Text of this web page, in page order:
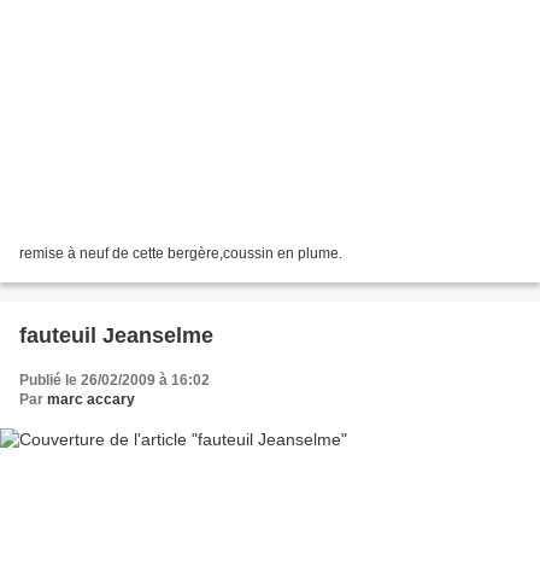
remise à neuf de cette bergère,coussin en plume.
fauteuil Jeanselme
Publié le 26/02/2009 à 16:02
Par marc accary